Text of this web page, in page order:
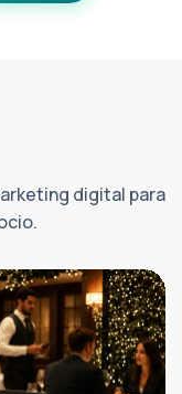
digital para